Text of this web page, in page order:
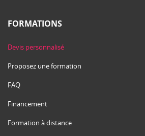
FORMATIONS
Devis personnalisé
Proposez une formation
FAQ
Financement
Formation à distance